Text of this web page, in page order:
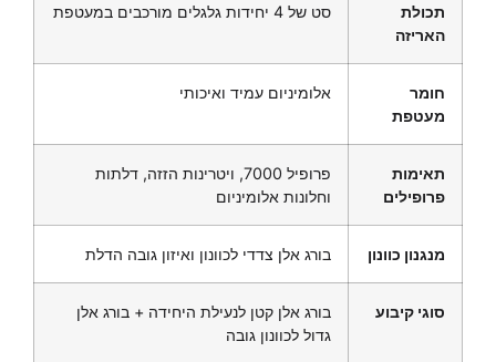
תכולת
האריזה
סט של 4 יחידות גלגלים מורכבים במעטפת
חומר
מעטפת
אלומיניום עמיד ואיכותי
תאימות
פרופילים
פרופיל 7000, ויטרינות הזזה, דלתות
וחלונות אלומיניום
מנגנון כוונון בורג אלן צדדי לכוונון ואיזון גובה הדלת
סוגי קיבוע
בורג אלן קטן לנעילת היחידה + בורג אלן
גדול לכוונון גובה